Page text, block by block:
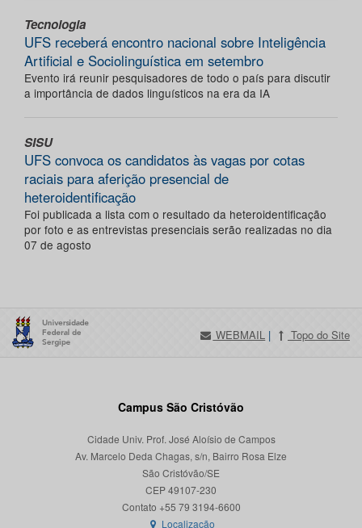
Tecnologia
UFS receberá encontro nacional sobre Inteligência
Artificial e Sociolinguística em setembro
Evento irá reunir pesquisadores de todo o país para discutir
a importância de dados linguísticos na era da IA
SISU
UFS convoca os candidatos às vagas por cotas
raciais para aferição presencial de
heteroidentificação
Foi publicada a lista com o resultado da heteroidentificação
por foto e as entrevistas presenciais serão realizadas no dia
07 de agosto
WEBMAIL | Topo do Site
Campus São Cristóvão
Cidade Univ. Prof. José Aloísio de Campos
Av. Marcelo Deda Chagas, s/n, Bairro Rosa Elze
São Cristóvão/SE
CEP 49107-230
Localização